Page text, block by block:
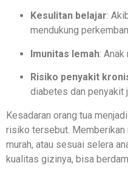
Kesulitan belajar:
mendukung
Imunitas lemah: Anak
Risiko penyakit
diabetes dan penyakit
Kesadaran orang tua
risiko tersebut. Memberikan
murah, atau sesuai selera
kualitas gizinya, bisa